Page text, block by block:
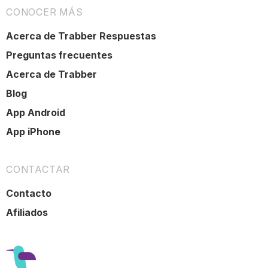
CONOCER MÁS
Acerca de Trabber Respuestas
Preguntas frecuentes
Acerca de Trabber
Blog
App Android
App iPhone
CONTACTAR
Contacto
Afiliados